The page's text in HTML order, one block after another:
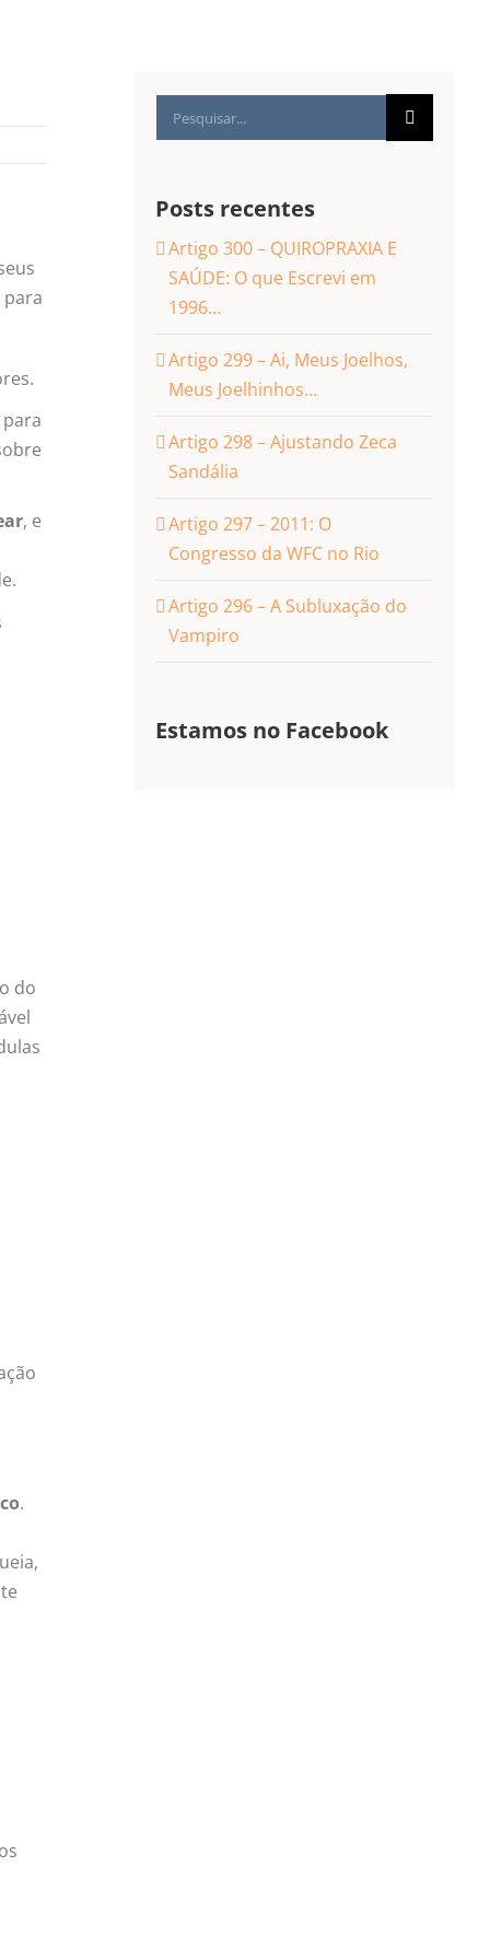
, e
do
.
resultados
Posts recentes
Artigo 300 – QUIROPRAXIA E
SAÚDE: O que Escrevi em
1996…
Artigo 299 – Ai, Meus Joelhos,
Meus Joelhinhos…
Artigo 298 – Ajustando Zeca
Sandália
Artigo 297 – 2011: O
Congresso da WFC no Rio
Artigo 296 – A Subluxação do
Vampiro
Estamos no Facebook